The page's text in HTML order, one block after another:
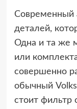
Современный
деталей,
Одна и та же
или
совершенно
обычный
стоит фильтр